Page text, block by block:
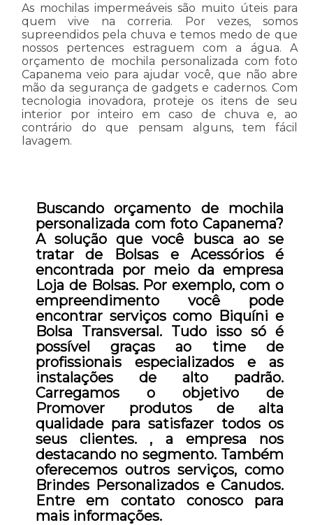
As mochilas impermeáveis são muito úteis para
quem vive na correria. Por vezes, somos
supreendidos pela chuva e temos medo de que
nossos pertences estraguem com a água. A
orçamento de mochila personalizada com foto
Capanema veio para ajudar você, que não abre
mão da segurança de gadgets e cadernos. Com
tecnologia inovadora, proteje os itens de seu
interior por inteiro em caso de chuva e, ao
contrário do que pensam alguns, tem fácil
lavagem.
Buscando orçamento de mochila
personalizada com foto Capanema?
A solução que você busca ao se
tratar de Bolsas e Acessórios é
encontrada por meio da empresa
Loja de Bolsas. Por exemplo, com o
empreendimento você pode
encontrar serviços como Biquíni e
Bolsa Transversal. Tudo isso só é
possível graças ao time de
profissionais especializados e as
instalações de alto padrão.
Carregamos o objetivo de
Promover produtos de alta
qualidade para satisfazer todos os
seus clientes. , a empresa nos
destacando no segmento. Também
oferecemos outros serviços, como
Brindes Personalizados e Canudos.
Entre em contato conosco para
mais informações.